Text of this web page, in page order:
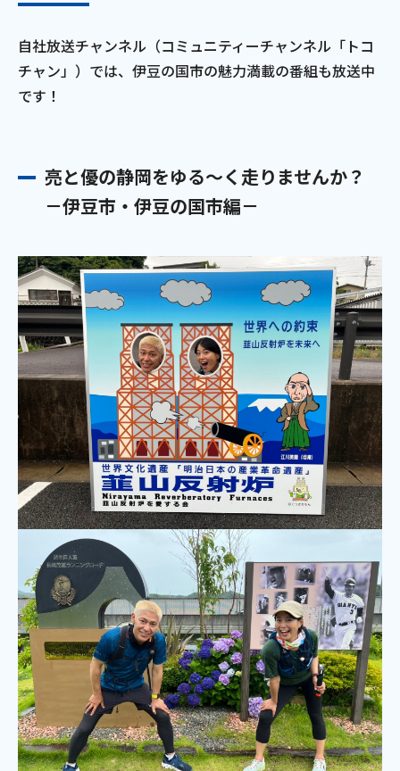
自社放送チャンネル（コミュニティーチャンネル「トコ
チャン」）では、伊豆の国市の魅力満載の番組も放送中
です！
亮と優の静岡をゆる～く走りませんか？
－伊豆市・伊豆の国市編－